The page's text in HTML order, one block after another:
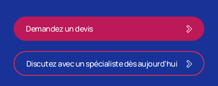
Demandez un devis
Discutez avec un spécialiste dès aujourd'hui